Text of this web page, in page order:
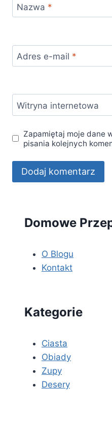
Nazwa *
Adres e-mail *
Witryna internetowa
Zapamiętaj moje dane
pisania kolejnych
Domowe
O Blogu
Kontakt
Kategorie
Ciasta
Obiady
Zupy
Desery